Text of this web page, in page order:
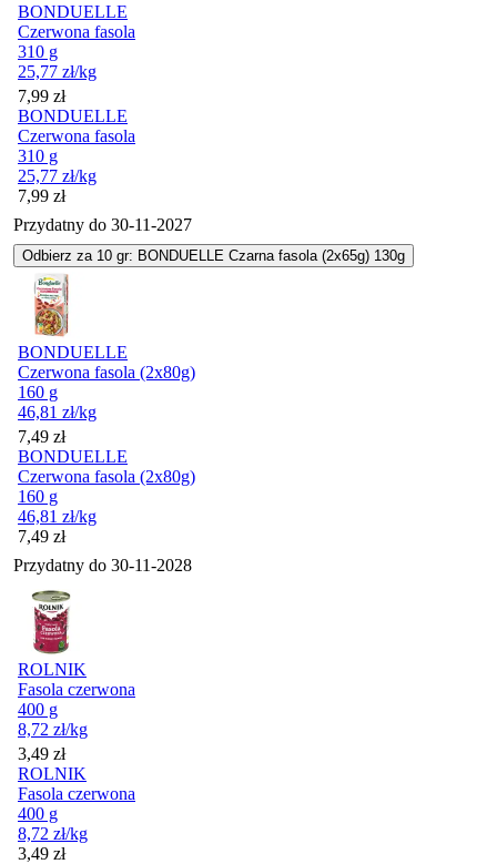
BONDUELLE
Czerwona fasola
310 g
25,77 zł/kg
Cena
7,99 zł
BONDUELLE
Czerwona fasola
310 g
25,77 zł/kg
Cena
7,99 zł
Przydatny do 30-11-2027
Odbierz za 10 gr: BONDUELLE Czarna fasola (2x65g) 130g
BONDUELLE
Czerwona fasola (2x80g)
160 g
46,81 zł/kg
Cena
7,49 zł
BONDUELLE
Czerwona fasola (2x80g)
160 g
46,81 zł/kg
Cena
7,49 zł
Przydatny do 30-11-2028
ROLNIK
Fasola czerwona
400 g
8,72 zł/kg
Cena
3,49 zł
ROLNIK
Fasola czerwona
400 g
8,72 zł/kg
Cena
3,49 zł